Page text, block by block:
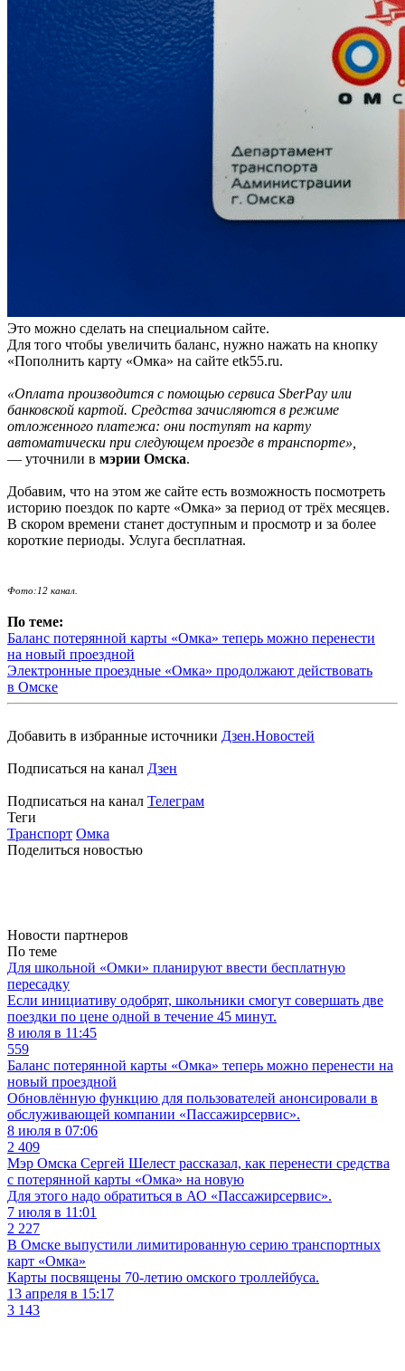
Это можно сделать на специальном сайте.
Для того чтобы увеличить баланс, нужно нажать на кнопку
«Пополнить карту «Омка» на сайте etk55.ru.
«Оплата производится с помощью сервиса SberPay или
банковской картой. Средства зачисляются в режиме
отложенного платежа: они поступят на карту
автоматически при следующем проезде в транспорте»,
— уточнили в мэрии Омска.
Добавим, что на этом же сайте есть возможность посмотреть
историю поездок по карте «Омка» за период от трёх месяцев.
В скором времени станет доступным и просмотр и за более
короткие периоды. Услуга бесплатная.
Фото:12 канал.
По теме:
Баланс потерянной карты «Омка» теперь можно перенести
на новый проездной
Электронные проездные «Омка» продолжают действовать
в Омске
Добавить в избранные источники Дзен.Новостей
Подписаться на канал Дзен
Подписаться на канал Телеграм
Теги
Транспорт Омка
Поделиться новостью
Новости партнеров
По теме
Для школьной «Омки» планируют ввести бесплатную
пересадку
Если инициативу одобрят, школьники смогут совершать две
поездки по цене одной в течение 45 минут.
8 июля в 11:45
559
Баланс потерянной карты «Омка» теперь можно перенести на
новый проездной
Обновлённую функцию для пользователей анонсировали в
обслуживающей компании «Пассажирсервис».
8 июля в 07:06
2 409
Мэр Омска Сергей Шелест рассказал, как перенести средства
с потерянной карты «Омка» на новую
Для этого надо обратиться в АО «Пассажирсервис».
7 июля в 11:01
2 227
В Омске выпустили лимитированную серию транспортных
карт «Омка»
Карты посвящены 70-летию омского троллейбуса.
13 апреля в 15:17
3 143